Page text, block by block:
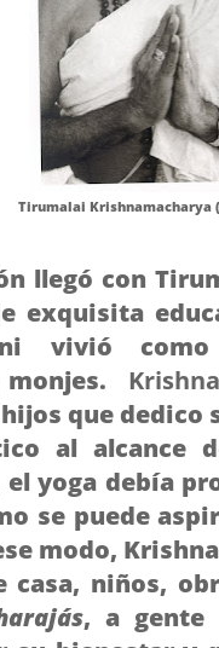
Tirumalai Krishnamacharya
llegó con
exquisita
vivió
que dedico
al alcance
yoga debía
se puede
modo,
casa, niños,
, a gente